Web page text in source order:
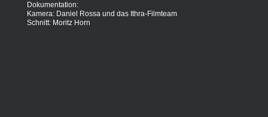
Dokumentation:
Kamera: Daniel Rossa und das Ithra-Filmteam
Schnitt: Moritz Horn